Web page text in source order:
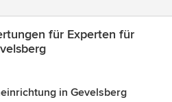
für Experten für
in Gevelsberg